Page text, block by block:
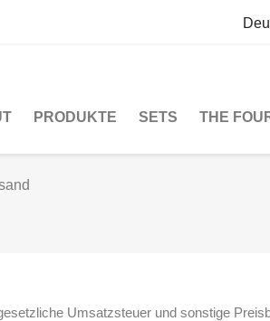
PRODUKTE SETS THE
Umsatzsteuer und sonstige